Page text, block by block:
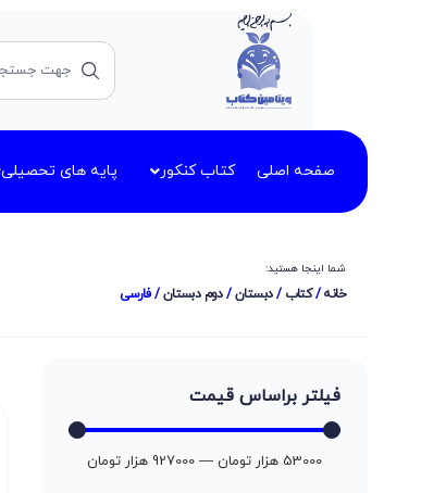
صفحه اصلی کتاب کنکور پایه های تحصیلی
شما اینجا هستید:
خانه/کتاب /دبستان/دوم دبستان/ فارسی
فیلتر براساس قیمت
53000 هزار تومان —
927000 هزار تومان